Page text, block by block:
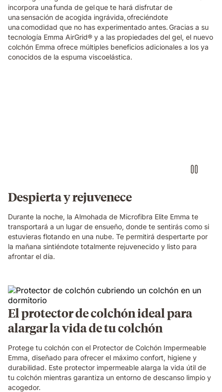
incorpora una funda de gel que te hará disfrutar de
una sensación de acogida ingrávida, ofreciéndote
una comodidad que no has experimentado antes. Gracias a su
tecnología Emma AirGrid® y a las propiedades del gel, el nuevo
colchón Emma ofrece múltiples beneficios adicionales a los ya
conocidos de la espuma viscoelástica.
Despierta y rejuvenece
Durante la noche, la Almohada de Microfibra Elite Emma te
transportará a un lugar de ensueño, donde te sentirás como si
estuvieras flotando en una nube. Te permitirá despertarte por
la mañana sintiéndote totalmente rejuvenecido y listo para
afrontar el día.
El protector de colchón ideal para
alargar la vida de tu colchón
Protege tu colchón con el Protector de Colchón Impermeable
Emma, diseñado para ofrecer el máximo confort, higiene y
durabilidad. Este protector impermeable alarga la vida útil de
tu colchón mientras garantiza un entorno de descanso limpio y
acogedor.